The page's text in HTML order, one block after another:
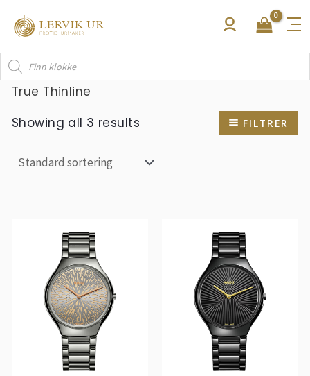
rett
innholdet
Products
search
True Thinline
Showing all 3 results
FILTRER